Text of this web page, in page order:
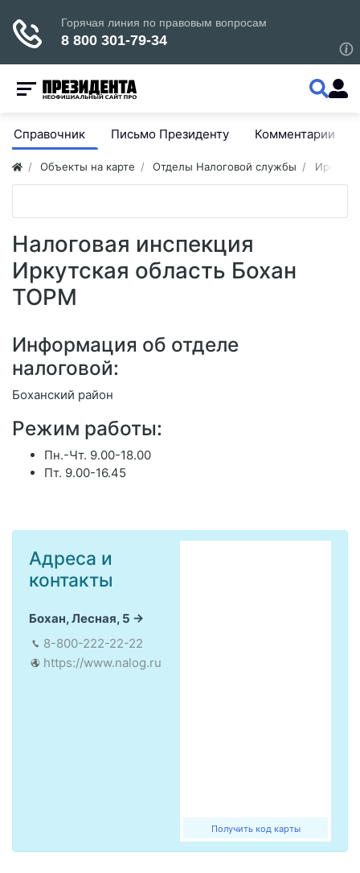
Справочник Письмо Президенту Комментарии
Объекты на карте Отделы Налоговой службы
Налоговая инспекция
Иркутская область Бохан
ТОРМ
Информация об отделе
налоговой:
Боханский район
Режим работы:
Пн.-Чт. 9.00-18.00
Пт. 9.00-16.45
Получить код карты
Адреса и
контакты
Бохан, Лесная, 5
8-800-222-22-22
https://www.nalog.ru